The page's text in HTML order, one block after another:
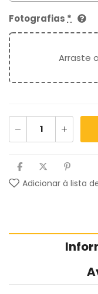
Fotografias *
Arraste
Adicionar à lista